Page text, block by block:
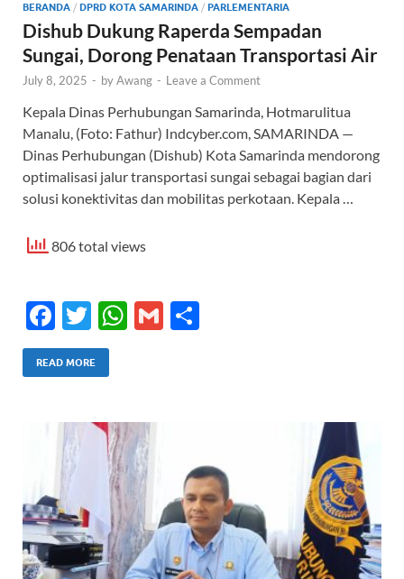
BERANDA / DPRD KOTA SAMARINDA / PARLEMENTARIA
Dishub Dukung Raperda Sempadan
Sungai, Dorong Penataan Transportasi Air
July 8, 2025 - byAwang - Leave a Comment
Kepala Dinas Perhubungan Samarinda, Hotmarulitua
Manalu, (Foto: Fathur) Indcyber.com, SAMARINDA —
Dinas Perhubungan (Dishub) Kota Samarinda mendorong
optimalisasi jalur transportasi sungai sebagai bagian dari
solusi konektivitas dan mobilitas perkotaan. Kepala …
806 total views
F
ac
e
o
o
k
T
w
itt
W
A
p
p
G
READ MORE